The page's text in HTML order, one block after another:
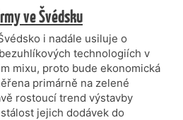
ve Švédsku
i nadále usiluje o
technologiích v
mixu, proto bude ekonomická
primárně na zelené
rostoucí trend výstavby
jejich dodávek do